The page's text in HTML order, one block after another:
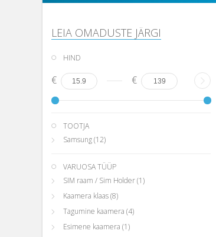
LEIA OMADUSTE JÄRGI
HIND
€ €
TOOTJA
Samsung(12)
VARUOSA TÜÜP
SIM raam / Sim Holder(1)
Kaamera klaas(8)
Tagumine kaamera (4)
Esimene kaamera (1)